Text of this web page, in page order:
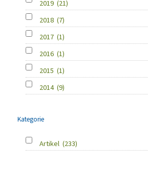
2019 (21)
2018 (7)
2017 (1)
2016 (1)
2015 (1)
2014 (9)
Kategorie
Artikel (233)